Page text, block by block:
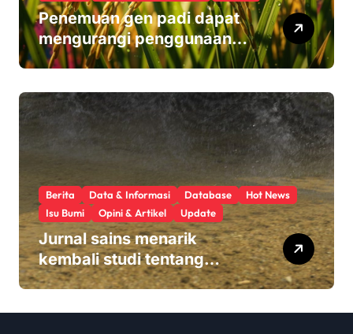
Penemuan gen padi dapat
mengurangi penggunaan
pupuk sekaligus melindungi
Berita Data & Informasi Database
Hot News
Isu Bumi
Opini & Artikel Update
Jurnal sains menarik
kembali studi tentang
keamanan Monsanto